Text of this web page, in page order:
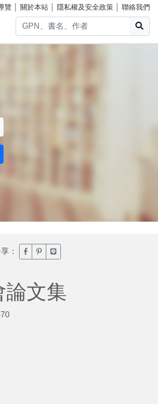
覽 關於本站 隱私權及安全政策 聯絡我們
： 臉書分享(另開新視窗)
噗浪分享(另開新視窗)
Line分享(另開新視窗)
論文集